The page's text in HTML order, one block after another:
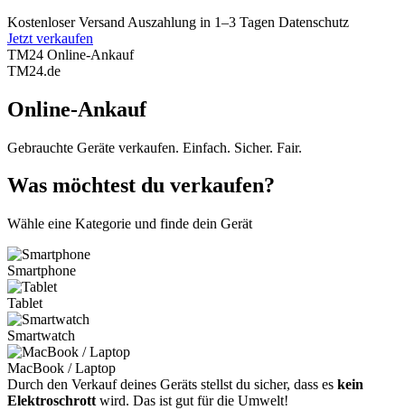
Kostenloser Versand Auszahlung in 1–3 Tagen Datenschutz
Jetzt verkaufen
TM24 Online-Ankauf
TM24.de
Online-Ankauf
Gebrauchte Geräte verkaufen. Einfach. Sicher. Fair.
Was möchtest du verkaufen?
Wähle eine Kategorie und finde dein Gerät
Smartphone
Tablet
Smartwatch
MacBook / Laptop
Durch den Verkauf deines Geräts stellst du sicher, dass es kein
Elektroschrott wird. Das ist gut für die Umwelt!